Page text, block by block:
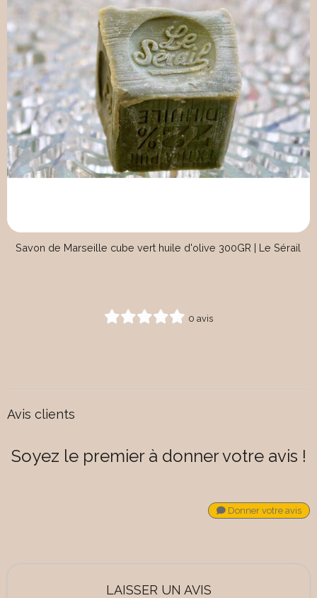
Savon de Marseille cube vert huile d'olive 300GR | Le Sérail
0 avis
Avis clients
Soyez le premier à donner votre avis !
Donner votre avis
LAISSER UN AVIS